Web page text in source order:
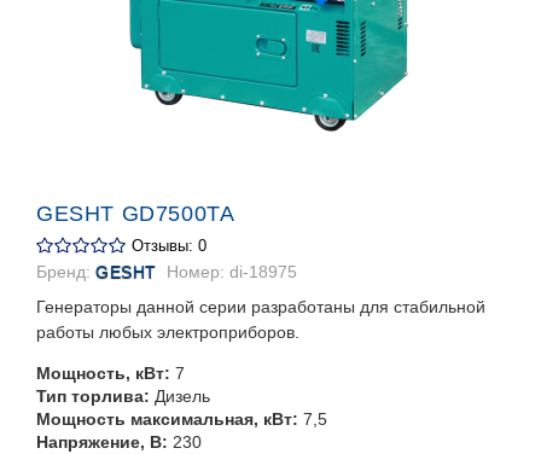
GESHT GD7500TA
Отзывы: 0
Бренд: GESHT Номер: di-18975
Генераторы данной серии разработаны для стабильной
работы любых электроприборов.
Мощность, кВт: 7
Тип торлива: Дизель
Мощность максимальная, кВт: 7,5
Напряжение, В: 230